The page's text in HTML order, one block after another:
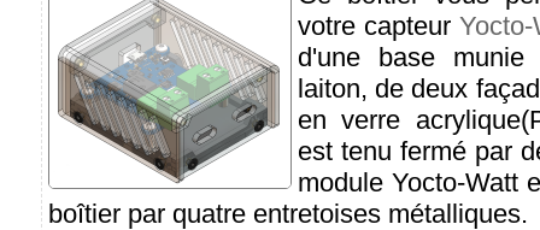
votre capteur Yocto-
d'une base
laiton, de deux
en verre
est tenu fermé par
module Yocto-Watt
boîtier par quatre entretoises métalliques.